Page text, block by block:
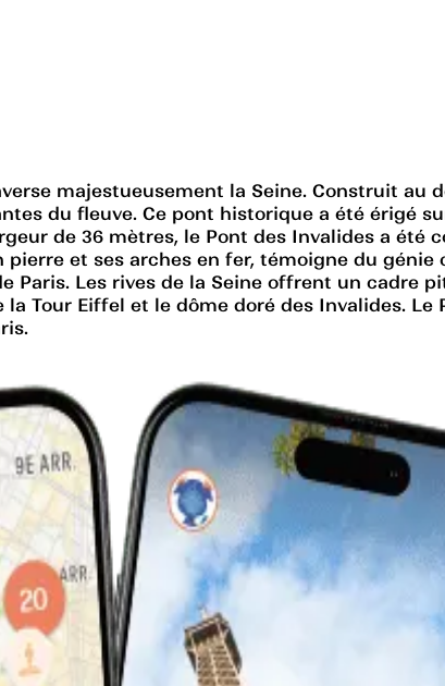
majestueusement la Seine. Construit au
du fleuve. Ce pont historique a été érigé
de 36 mètres, le Pont des Invalides a été
et ses arches en fer, témoigne du
Les rives de la Seine offrent un cadre
Tour Eiffel et le dôme doré des Invalides.